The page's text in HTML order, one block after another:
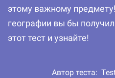
этому важному
географии вы бы
этот тест и узнайте!
Автор теста: